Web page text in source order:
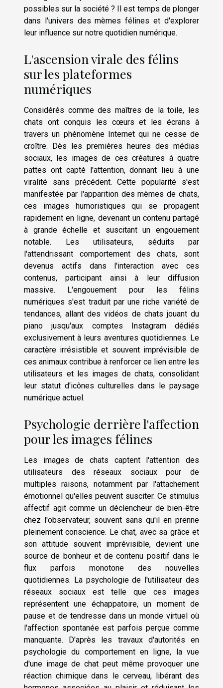
possibles sur la société ? Il est temps de plonger
dans l'univers des mèmes félines et d'explorer
leur influence sur notre quotidien numérique.
L'ascension virale des félins
sur les plateformes
numériques
Considérés comme des maîtres de la toile, les
chats ont conquis les cœurs et les écrans à
travers un phénomène Internet qui ne cesse de
croître. Dès les premières heures des médias
sociaux, les images de ces créatures à quatre
pattes ont capté l'attention, donnant lieu à une
viralité sans précédent. Cette popularité s'est
manifestée par l'apparition des mèmes de chats,
ces images humoristiques qui se propagent
rapidement en ligne, devenant un contenu partagé
à grande échelle et suscitant un engouement
notable. Les utilisateurs, séduits par
l'attendrissant comportement des chats, sont
devenus actifs dans l'interaction avec ces
contenus, participant ainsi à leur diffusion
massive. L'engouement pour les félins
numériques s'est traduit par une riche variété de
tendances, allant des vidéos de chats jouant du
piano jusqu'aux comptes Instagram dédiés
exclusivement à leurs aventures quotidiennes. Le
caractère irrésistible et souvent imprévisible de
ces animaux contribue à renforcer ce lien entre les
utilisateurs et les images de chats, consolidant
leur statut d'icônes culturelles dans le paysage
numérique actuel.
Psychologie derrière l'affection
pour les images félines
Les images de chats captent l'attention des
utilisateurs des réseaux sociaux pour de
multiples raisons, notamment par l'attachement
émotionnel qu'elles peuvent susciter. Ce stimulus
affectif agit comme un déclencheur de bien-être
chez l'observateur, souvent sans qu'il en prenne
pleinement conscience. Le chat, avec sa grâce et
son attitude souvent imprévisible, devient une
source de bonheur et de contenu positif dans le
flux parfois monotone des nouvelles
quotidiennes. La psychologie de l'utilisateur des
réseaux sociaux est telle que ces images
représentent une échappatoire, un moment de
pause et de tendresse dans un monde virtuel où
l'affection spontanée est parfois perçue comme
manquante. D'après les travaux d'autorités en
psychologie du comportement en ligne, la vue
d'une image de chat peut même provoquer une
réaction chimique dans le cerveau, libérant des